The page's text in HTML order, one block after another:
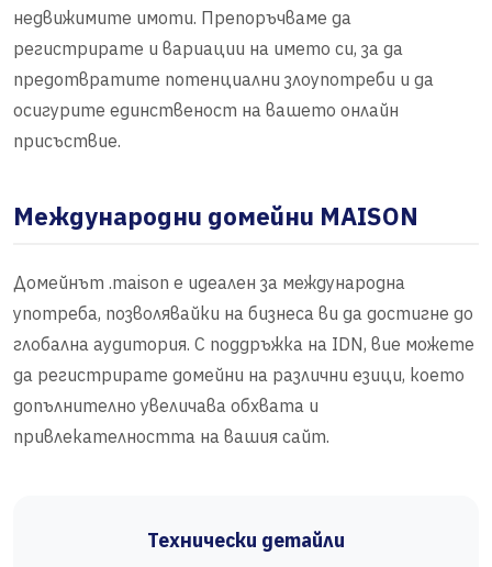
недвижимите имоти. Препоръчваме да
регистрирате и вариации на името си, за да
предотвратите потенциални злоупотреби и да
осигурите единственост на вашето онлайн
присъствие.
Международни домейни MAISON
Домейнът .maison е идеален за международна
употреба, позволявайки на бизнеса ви да достигне до
глобална аудитория. С поддръжка на IDN, вие можете
да регистрирате домейни на различни езици, което
допълнително увеличава обхвата и
привлекателността на вашия сайт.
Технически детайли